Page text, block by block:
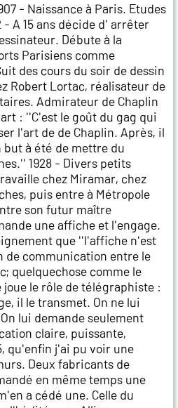
- Naissance à Paris. Etudes
- A 15 ans décide d' arrêter
Débute à la
Parisiens comme
des cours du soir de dessin
Robert Lortac, réalisateur de
Admirateur de Chaplin
: ''C'est le goût du gag qui
l'art de de Chaplin. Après, il
à été de mettre du
1928 - Divers petits
chez Miramar, chez
puis entre à Métropole
son futur maître
une affiche et l'engage.
que ''l'affiche n'est
de communication entre le
quelquechose comme le
le rôle de télégraphiste :
il le transmet. On ne lui
lui demande seulement
claire, puissante,
qu'enfin j'ai pu voir une
Deux fabricants de
en même temps une
a cédé une. Celle du